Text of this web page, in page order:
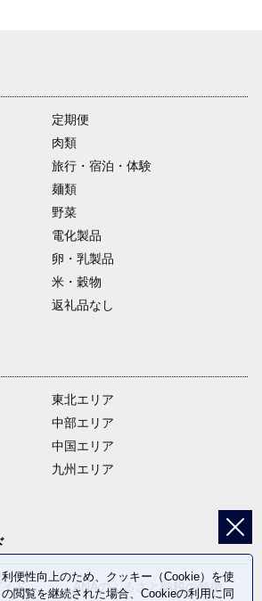
定期便
肉類
旅行・宿泊・体験
麺類
野菜
電化製品
卵・乳製品
米・穀物
返礼品なし
東北エリア
中部エリア
中国エリア
九州エリア
イド
ANAのふるさと納税の特徴
便性向上のため、クッキー（Cookie）を使
閲覧を継続された場合、Cookieの利用に同